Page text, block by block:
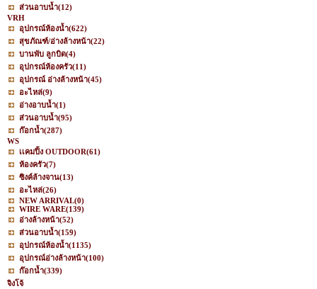
ส่วนอาบน้ำ(12)
VRH
อุปกรณ์ห้องน้ำ(622)
สุขภัณฑ์/อ่างล้างหน้า(22)
บานพับ ลูกบิด(4)
อุปกรณ์ห้องครัว(11)
อุปกรณ์ อ่างล้างหน้า(45)
อะไหล่(9)
อ่างอาบน้ำ(1)
ส่วนอาบน้ำ(95)
ก๊อกน้ำ(287)
WS
เเคมปิ้ง OUTDOOR(61)
ห้องครัว(7)
ซิงค์ล้างจาน(13)
อะไหล่(26)
NEW ARRIVAL(0)
WIRE WARE(139)
อ่างล้างหน้า(52)
ส่วนอาบน้ำ(159)
อุปกรณ์ห้องน้ำ(1135)
อุปกรณ์อ่างล้างหน้า(100)
ก๊อกน้ำ(339)
จิงโจ้